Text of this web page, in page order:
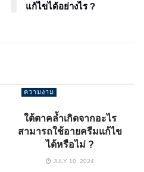
แก้ไขได้อย่างไร ?
ความงาม
ใต้ตาคล้ำเกิดจากอะไร
สามารถใช้อายครีมแก้ไข
ได้หรือไม่ ?
JULY 10, 2024